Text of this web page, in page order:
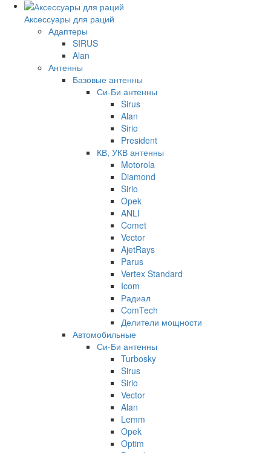
Аксессуары для раций
Адаптеры
SIRUS
Alan
Антенны
Базовые антенны
Си-Би антенны
Sirus
Alan
Sirio
President
КВ, УКВ антенны
Motorola
Diamond
Sirio
Opek
ANLI
Comet
Vector
AjetRays
Parus
Vertex Standard
Icom
Радиал
ComTech
Делители мощности
Автомобильные
Си-Би антенны
Turbosky
Sirus
Sirio
Vector
Alan
Lemm
Opek
Optim